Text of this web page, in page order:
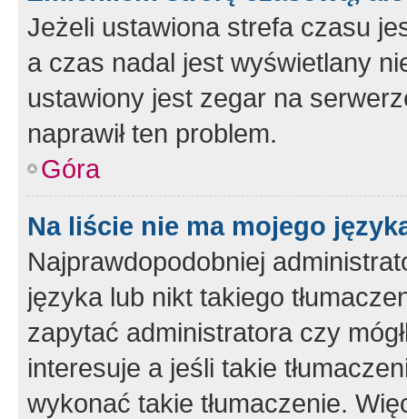
Jeżeli ustawiona strefa czasu
a czas nadal jest wyświetlany
ustawiony jest zegar na
naprawił ten problem.
Góra
Na liście nie ma mojego
Najprawdopodobniej
języka lub nikt takiego
zapytać administratora czy
interesuje a jeśli takie
wykonać takie tłumaczenie.